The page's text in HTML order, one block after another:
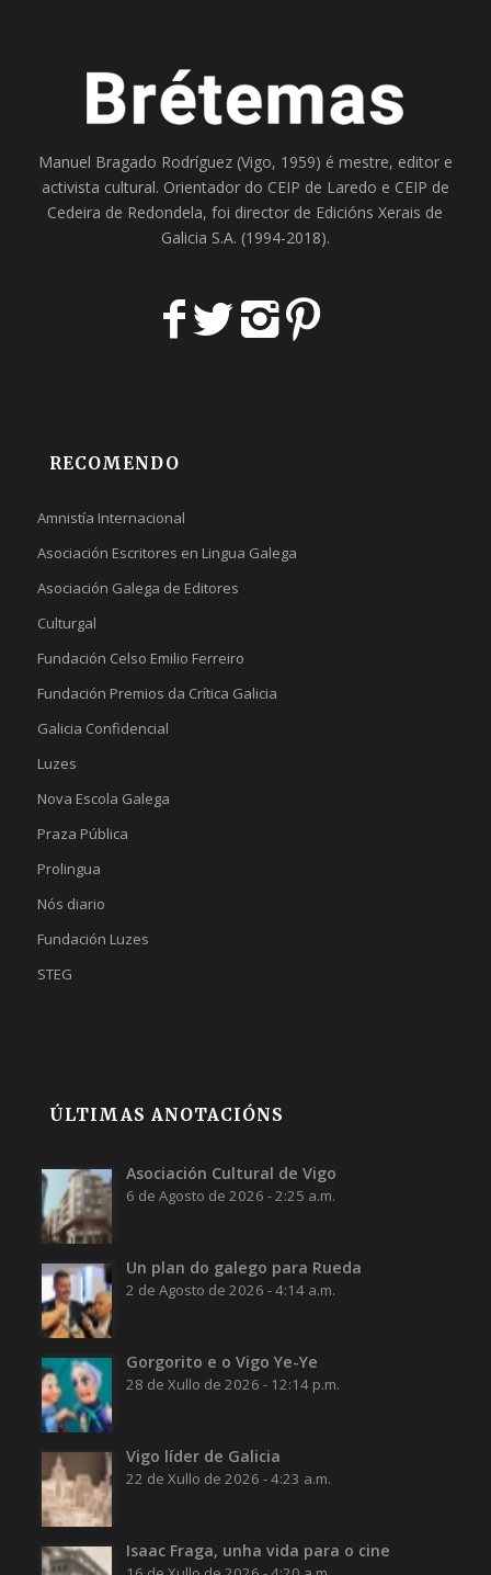
Manuel Bragado Rodríguez (Vigo, 1959) é mestre, editor e
activista cultural. Orientador do CEIP de Laredo e CEIP de
Cedeira de Redondela, foi director de Edicións Xerais de
Galicia S.A. (1994-2018).
RECOMENDO
Amnistía Internacional
Asociación Escritores en Lingua Galega
Asociación Galega de Editores
Culturgal
Fundación Celso Emilio Ferreiro
Fundación Premios da Crítica Galicia
Galicia Confidencial
Luzes
Nova Escola Galega
Praza Pública
Prolingua
Nós diario
Fundación Luzes
STEG
ÚLTIMAS ANOTACIÓNS
Asociación Cultural de Vigo
6 de Agosto de 2026 - 2:25 a.m.
Un plan do galego para Rueda
2 de Agosto de 2026 - 4:14 a.m.
Gorgorito e o Vigo Ye-Ye
28 de Xullo de 2026 - 12:14 p.m.
Vigo líder de Galicia
22 de Xullo de 2026 - 4:23 a.m.
Isaac Fraga, unha vida para o cine